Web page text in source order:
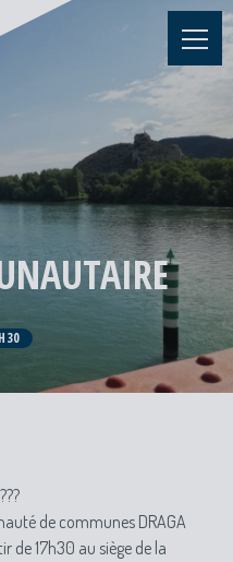
de communes DRAGA
de 17h30 au siège de la